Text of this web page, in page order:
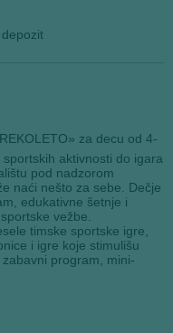
depozit
za decu od 4-
aktivnosti do igara
pod nadzorom
naći nešto za sebe. Dečje
edukativne šetnje i
vežbe.
timske sportske igre,
i igre koje stimulišu
program, mini-